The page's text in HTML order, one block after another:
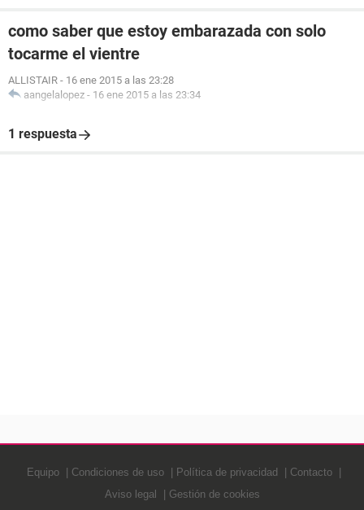
como saber que estoy embarazada con solo
tocarme el vientre
ALLISTAIR - 16 ene 2015 a las 23:28
aangelalopez - 16 ene 2015 a las 23:34
1 respuesta
Equipo Condiciones de uso Política de privacidad
Contacto
Aviso legal
Gestión de cookies